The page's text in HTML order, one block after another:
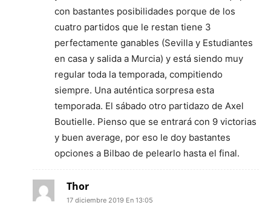
con bastantes posibilidades porque de los
cuatro partidos que le restan tiene 3
perfectamente ganables (Sevilla y Estudiantes
en casa y salida a Murcia) y está siendo muy
regular toda la temporada, compitiendo
siempre. Una auténtica sorpresa esta
temporada. El sábado otro partidazo de Axel
Boutielle. Pienso que se entrará con 9 victorias
y buen average, por eso le doy bastantes
opciones a Bilbao de pelearlo hasta el final.
Thor
17 diciembre 2019 En 13:05